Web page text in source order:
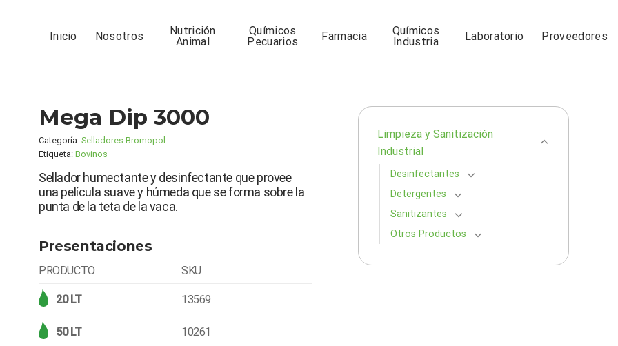
Inicio Nosotros
Nutrición
Animal
Químicos
Pecuarios
Farmacia
Químicos
Industria
Laboratorio Proveedores
Mega Dip 3000
Categoría: Selladores Bromopol
Etiqueta: Bovinos
Sellador humectante y desinfectante que provee
una película suave y húmeda que se forma sobre la
punta de la teta de la vaca.
Presentaciones
PRODUCTO SKU
20 LT 13569
50 LT 10261
Limpieza y Sanitización
Industrial
Desinfectantes
Detergentes
Sanitizantes
Otros Productos